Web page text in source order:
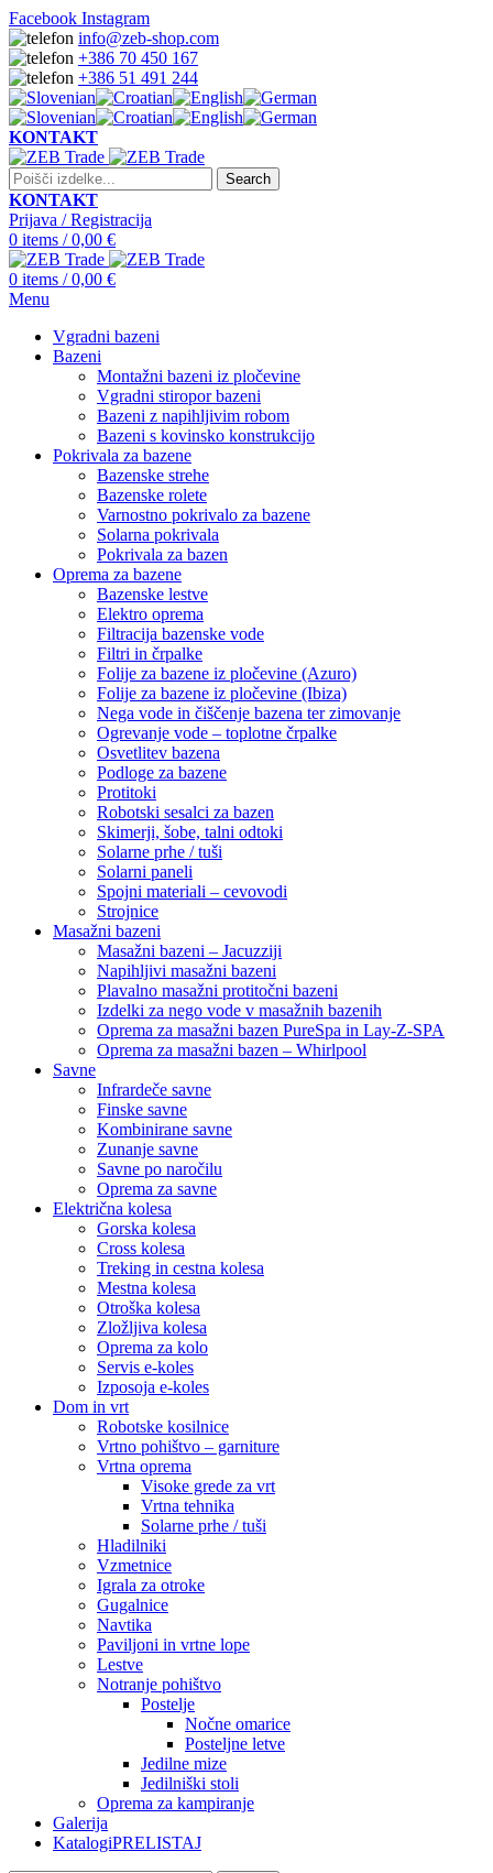
Facebook Instagram
info@zeb-shop.com
+386 70 450 167
+386 51 491 244
KONTAKT
Search
KONTAKT
Prijava / Registracija
0 items / 0,00 €
0 items / 0,00 €
Menu
Vgradni bazeni
Bazeni
Montažni bazeni iz pločevine
Vgradni stiropor bazeni
Bazeni z napihljivim robom
Bazeni s kovinsko konstrukcijo
Pokrivala za bazene
Bazenske strehe
Bazenske rolete
Varnostno pokrivalo za bazene
Solarna pokrivala
Pokrivala za bazen
Oprema za bazene
Bazenske lestve
Elektro oprema
Filtracija bazenske vode
Filtri in črpalke
Folije za bazene iz pločevine (Azuro)
Folije za bazene iz pločevine (Ibiza)
Nega vode in čiščenje bazena ter zimovanje
Ogrevanje vode – toplotne črpalke
Osvetlitev bazena
Podloge za bazene
Protitoki
Robotski sesalci za bazen
Skimerji, šobe, talni odtoki
Solarne prhe / tuši
Solarni paneli
Spojni materiali – cevovodi
Strojnice
Masažni bazeni
Masažni bazeni – Jacuzziji
Napihljivi masažni bazeni
Plavalno masažni protitočni bazeni
Izdelki za nego vode v masažnih bazenih
Oprema za masažni bazen PureSpa in Lay-Z-SPA
Oprema za masažni bazen – Whirlpool
Savne
Infrardeče savne
Finske savne
Kombinirane savne
Zunanje savne
Savne po naročilu
Oprema za savne
Električna kolesa
Gorska kolesa
Cross kolesa
Treking in cestna kolesa
Mestna kolesa
Otroška kolesa
Zložljiva kolesa
Oprema za kolo
Servis e-koles
Izposoja e-koles
Dom in vrt
Robotske kosilnice
Vrtno pohištvo – garniture
Vrtna oprema
Visoke grede za vrt
Vrtna tehnika
Solarne prhe / tuši
Hladilniki
Vzmetnice
Igrala za otroke
Gugalnice
Navtika
Paviljoni in vrtne lope
Lestve
Notranje pohištvo
Postelje
Nočne omarice
Posteljne letve
Jedilne mize
Jedilniški stoli
Oprema za kampiranje
Galerija
KatalogiPRELISTAJ